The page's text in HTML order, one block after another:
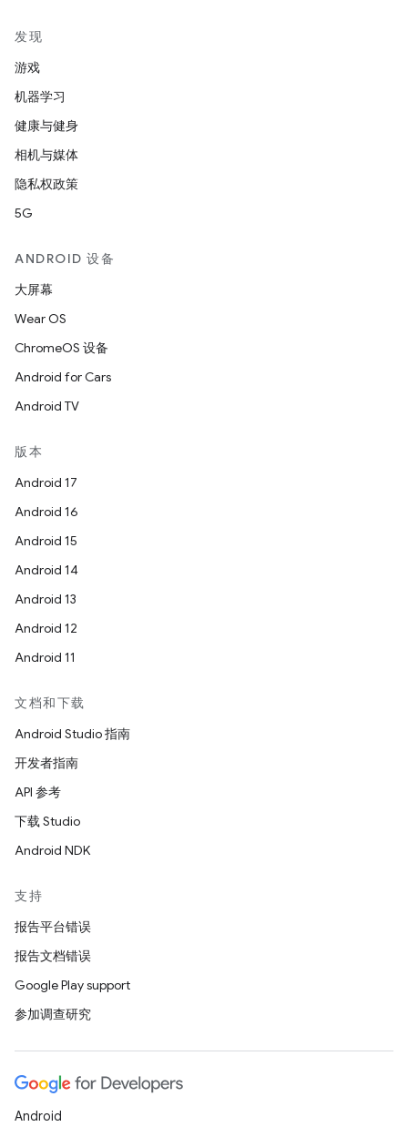
发现
游戏
机器学习
健康与健身
相机与媒体
隐私权政策
5G
ANDROID 设备
大屏幕
Wear OS
ChromeOS 设备
Android for Cars
Android TV
版本
Android 17
Android 16
Android 15
Android 14
Android 13
Android 12
Android 11
文档和下载
Android Studio 指南
开发者指南
API 参考
下载 Studio
Android NDK
支持
报告平台错误
报告文档错误
Google Play support
参加调查研究
Android